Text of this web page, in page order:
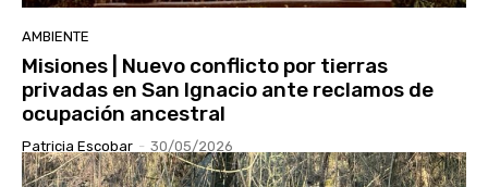
AMBIENTE
Misiones | Nuevo conflicto por tierras
privadas en San Ignacio ante reclamos de
ocupación ancestral
Patricia Escobar - 30/05/2026